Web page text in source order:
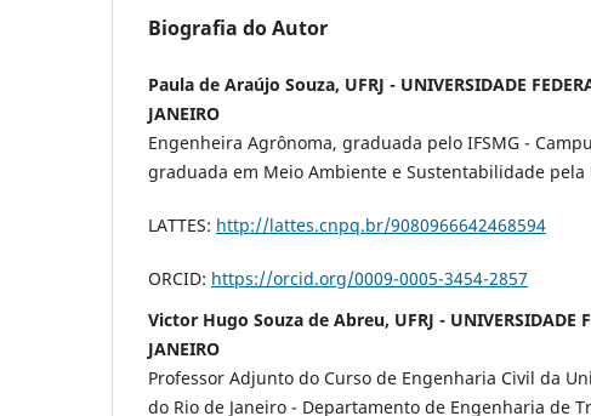
Biografia do Autor
Paula de Araújo Souza, UFRJ - UNIVERSIDADE
JANEIRO
Engenheira Agrônoma, graduada pelo IFSMG -
graduada em Meio Ambiente e Sustentabilidade pela
LATTES: http://lattes.cnpq.br/9080966642468594
ORCID: https://orcid.org/0009-0005-3454-2857
Victor Hugo Souza de Abreu, UFRJ - UNIVERSIDADE
JANEIRO
Professor Adjunto do Curso de Engenharia Civil da
do Rio de Janeiro - Departamento de Engenharia de